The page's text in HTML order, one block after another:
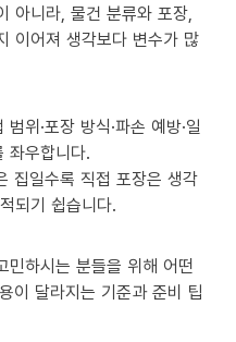
아니라, 물건 분류와 포장,
이어져 생각보다 변수가 많
위·포장 방식·파손 예방·일
좌우합니다.
집일수록 직접 포장은 생각
되기 쉽습니다.
민하시는 분들을 위해 어떤
이 달라지는 기준과 준비 팁